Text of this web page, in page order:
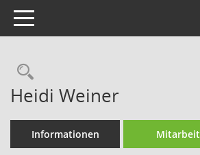
Toggle navigation
Rechercheauswahl
Heidi Weiner
Informationen Mitarbeit